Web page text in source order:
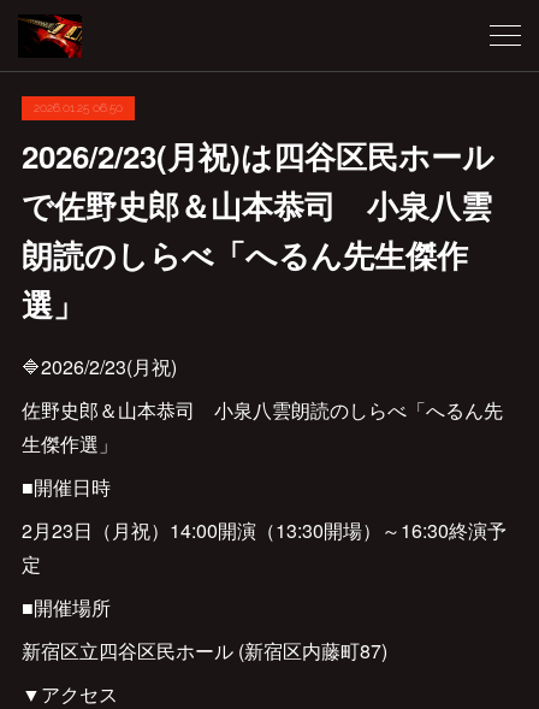
2026.01.25 06:50
2026/2/23(月祝)は四谷区民ホール
で佐野史郎＆山本恭司 小泉八雲
朗読のしらべ「へるん先生傑作
選」
🔷2026/2/23(月祝)
佐野史郎＆山本恭司 小泉八雲朗読のしらべ「へるん先
生傑作選」
■開催日時
2月23日（月祝）14:00開演（13:30開場）～16:30終演予
定
■開催場所
新宿区立四谷区民ホール (新宿区内藤町87)
▼アクセス